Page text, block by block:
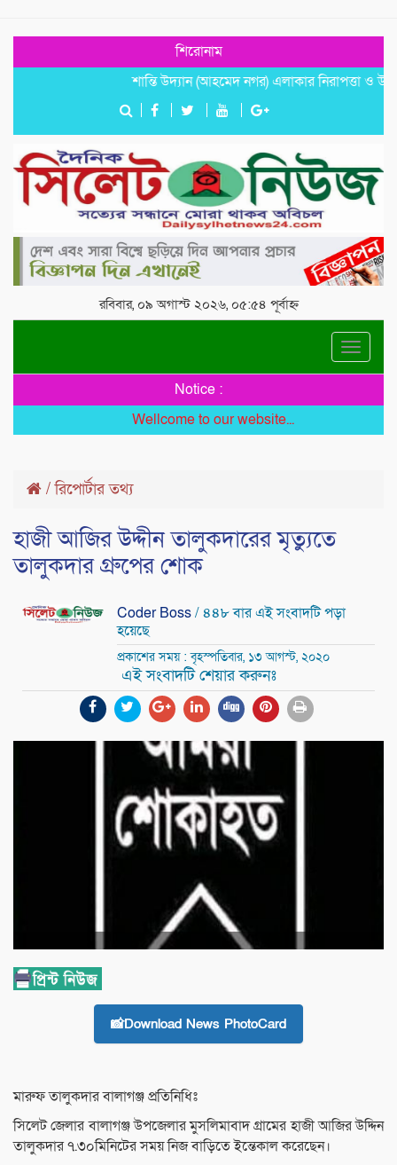
শিরোনাম
শান্তি উদ্যান (আহমেদ নগর) এলাকার নিরাপত্তা ও
রবিবার, ০৯ অগাস্ট ২০২৬, ০৫:৫৪ পূর্বাহ্ন
Toggle
Notice :
Wellcome to our website...
/রিপোর্টার তথ্য
হাজী আজির উদ্দীন তালুকদারের মৃত্যুতে
তালুকদার গ্রুপের শোক
Coder Boss/ ৪৪৮ বার এই সংবাদটি পড়া
হয়েছে
প্রকাশের সময় : বৃহস্পতিবার, ১৩ আগস্ট, ২০২০
এই সংবাদটি শেয়ার করুনঃ
📸Download News PhotoCard
মারুফ তালুকদার বালাগঞ্জ প্রতিনিধিঃ
সিলেট জেলার বালাগঞ্জ উপজেলার মুসলিমাবাদ গ্রামের হাজী আজির উদ্দিন
তালুকদার ৭.৩০মিনিটের সময় নিজ বাড়িতে ইন্তেকাল করেছেন।